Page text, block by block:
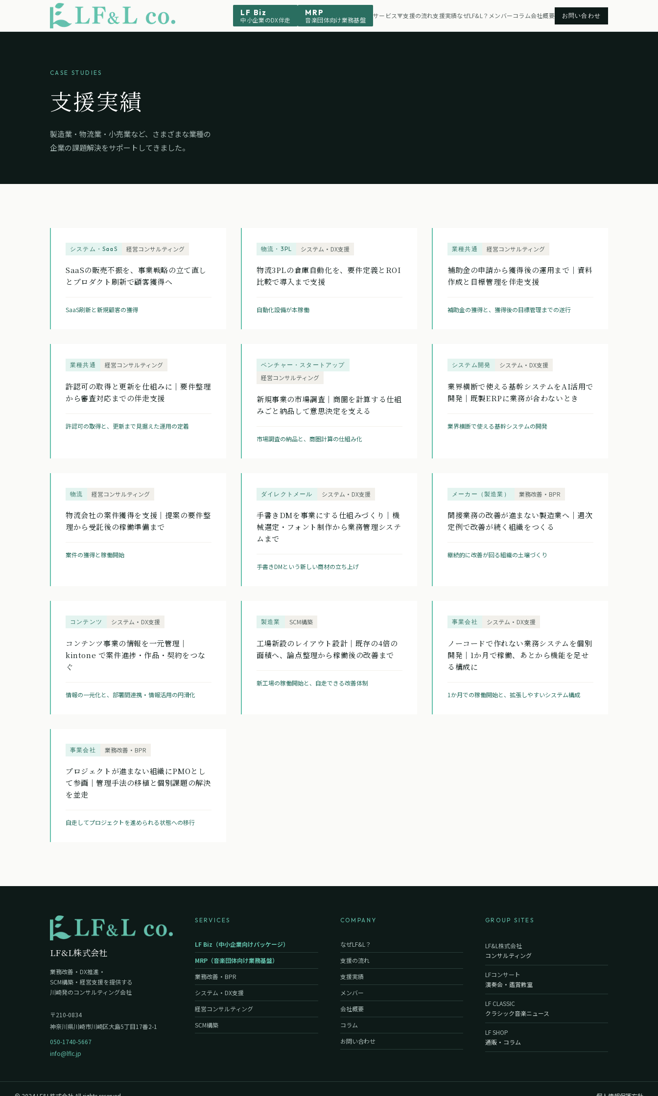
LF Biz
中小企業のDX伴走
MRP
音楽団体向け業務基盤
サービス▼支援の流れ支援実績なぜLF&L？ メンバーコラム会社概要 お問い合わせ
CASE STUDIES
支援実績
製造業・物流業・小売業など、さまざまな業種の
企業の課題解決をサポートしてきました。
システム・SaaS 経営コンサルティング
SaaSの販売不振を、事業戦略の立て直し
とプロダクト刷新で顧客獲得へ
SaaS刷新と新規顧客の獲得
物流・3PL システム・DX支援
物流3PLの倉庫自動化を、要件定義とROI
比較で導入まで支援
自動化設備が本稼働
業種共通 経営コンサルティング
補助金の申請から獲得後の運用まで｜資料
作成と目標管理を伴走支援
補助金の獲得と、獲得後の目標管理までの遂行
業種共通 経営コンサルティング
許認可の取得と更新を仕組みに｜要件整理
から審査対応までの伴走支援
許認可の取得と、更新まで見据えた運用の定着
ベンチャー・スタートアップ
経営コンサルティング
新規事業の市場調査｜商圏を計算する仕組
みごと納品して意思決定を支える
市場調査の納品と、商圏計算の仕組み化
システム開発 システム・DX支援
業界横断で使える基幹システムをAI活用で
開発｜既製ERPに業務が合わないとき
業界横断で使える基幹システムの開発
物流 経営コンサルティング
物流会社の案件獲得を支援｜提案の要件整
理から受託後の稼働準備まで
案件の獲得と稼働開始
ダイレクトメール システム・DX支援
手書きDMを事業にする仕組みづくり｜機
械選定・フォント制作から業務管理システ
ムまで
手書きDMという新しい商材の立ち上げ
メーカー（製造業） 業務改善・BPR
間接業務の改善が進まない製造業へ｜週次
定例で改善が続く組織をつくる
継続的に改善が回る組織の土壌づくり
コンテンツ システム・DX支援
コンテンツ事業の情報を一元管理｜
kintone で案件進捗・作品・契約をつな
ぐ
情報の一元化と、部署間連携・情報活用の円滑化
製造業 SCM構築
工場新設のレイアウト設計｜既存の4倍の
面積へ、論点整理から稼働後の改善まで
新工場の稼働開始と、自走できる改善体制
事業会社 システム・DX支援
ノーコードで作れない業務システムを個別
開発｜1か月で稼働、あとから機能を足せ
る構成に
1か月での稼働開始と、拡張しやすいシステム構成
事業会社 業務改善・BPR
プロジェクトが進まない組織にPMOとし
て参画｜管理手法の移植と個別課題の解決
を並走
自走してプロジェクトを進められる状態への移行
LF&L株式会社
業務改善・DX推進・
SCM構築・経営支援を提供する
川崎発のコンサルティング会社
〒210-0834
神奈川県川崎市川崎区大島5丁目17番2-1
050-1740-5667
info@lflc.jp
SERVICES
LF Biz（中小企業向けパッケージ）
MRP（音楽団体向け業務基盤）
業務改善・BPR
システム・DX支援
経営コンサルティング
SCM構築
COMPANY
なぜLF&L？
支援の流れ
支援実績
メンバー
会社概要
コラム
お問い合わせ
GROUP SITES
LF&L株式会社
コンサルティング
LFコンサート
演奏会・鑑賞教室
LF CLASSIC
クラシック音楽ニュース
LF SHOP
通販・コラム